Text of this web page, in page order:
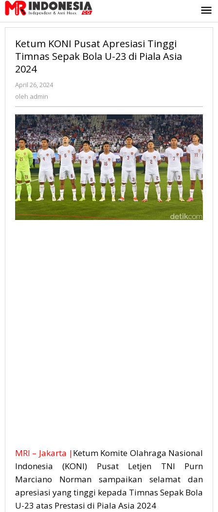
Lewati
ke
konten
Ketum KONI Pusat Apresiasi Tinggi
Timnas Sepak Bola U-23 di Piala Asia
2024
April 26, 2024
oleh admin
MRI – Jakarta |Ketum Komite Olahraga Nasional
Indonesia (KONI) Pusat Letjen TNI Purn
Marciano Norman sampaikan selamat dan
apresiasi yang tinggi kepada Timnas Sepak Bola
U-23 atas Prestasi di Piala Asia 2024